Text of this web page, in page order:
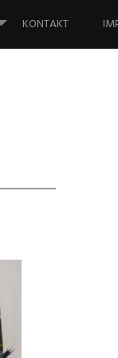
KONTAKT